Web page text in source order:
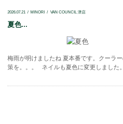
2026.07.21 MINORI VAN COUNCIL 津店
夏色...
梅雨が明けましたね 夏本番です。クーラ
策を。。。 ネイルも夏色に変更しました